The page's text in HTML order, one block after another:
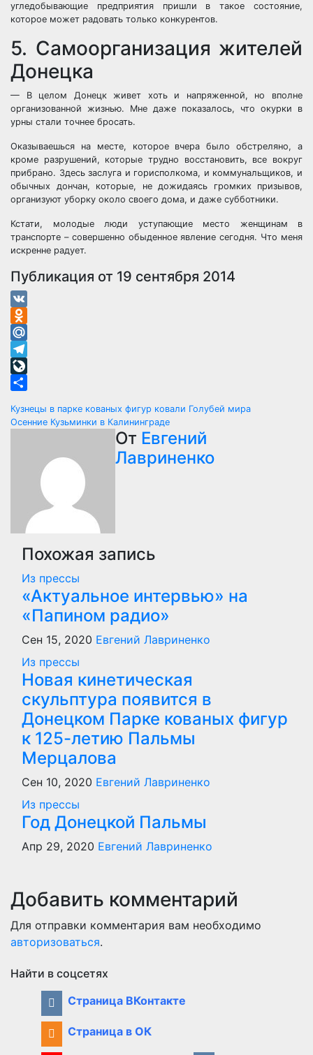
угледобывающие предприятия пришли в такое состояние,
которое может радовать только конкурентов.
5. Самоорганизация жителей
Донецка
— В целом Донецк живет хоть и напряженной, но вполне
организованной жизнью. Мне даже показалось, что окурки в
урны стали точнее бросать.
Оказываешься на месте, которое вчера было обстреляно, а
кроме разрушений, которые трудно восстановить, все вокруг
прибрано. Здесь заслуга и горисполкома, и коммунальщиков, и
обычных дончан, которые, не дожидаясь громких призывов,
организуют уборку около своего дома, и даже субботники.
Кстати, молодые люди уступающие место женщинам в
транспорте – совершенно обыденное явление сегодня. Что меня
искренне радует.
Публикация от 19 сентября 2014
VK
Odnoklassniki
Mail.Ru
Telegram
LiveJournal
Навигация
записям
Кузнецы в парке кованых фигур ковали Голубей мира
Осенние Кузьминки в Калининграде
От Евгений
Лавриненко
Похожая запись
Из прессы
«Актуальное интервью» на
«Папином радио»
Сен 15, 2020 Евгений Лавриненко
Из прессы
Новая кинетическая
скульптура появится в
Донецком Парке кованых фигур
к 125-летию Пальмы
Мерцалова
Сен 10, 2020 Евгений Лавриненко
Из прессы
Год Донецкой Пальмы
Апр 29, 2020 Евгений Лавриненко
Добавить комментарий
Для отправки комментария вам необходимо
авторизоваться.
Найти в соцсетях
Страница ВКонтакте
Страница в ОК